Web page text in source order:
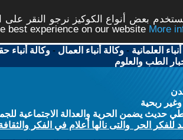
بعض أنواع الكوكيز نرجو النقر
best experience on our website
العلمانية -وكالة أنباء العمال -وكالة أنباء
الطب والعلوم
ربحية
يضمن الحرية والعدالة الاجتماعية
الحر والتى نالها أعلام في الفكر